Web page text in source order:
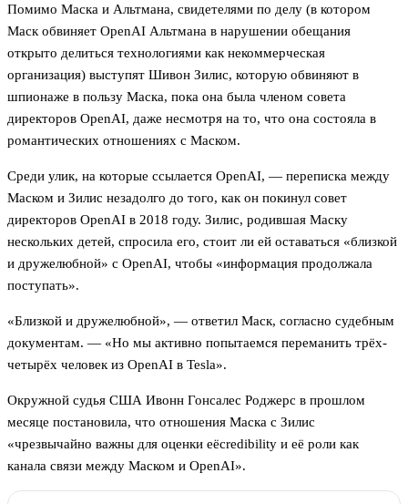
Помимо Маска и Альтмана, свидетелями по делу (в котором
Маск обвиняет OpenAI Альтмана в нарушении обещания
открыто делиться технологиями как некоммерческая
организация) выступят Шивон Зилис, которую обвиняют в
шпионаже в пользу Маска, пока она была членом совета
директоров OpenAI, даже несмотря на то, что она состояла в
романтических отношениях с Маском.
Среди улик, на которые ссылается OpenAI, — переписка между
Маском и Зилис незадолго до того, как он покинул совет
директоров OpenAI в 2018 году. Зилис, родившая Маску
нескольких детей, спросила его, стоит ли ей оставаться «близкой
и дружелюбной» с OpenAI, чтобы «информация продолжала
поступать».
«Близкой и дружелюбной», — ответил Маск, согласно судебным
документам. — «Но мы активно попытаемся переманить трёх-
четырёх человек из OpenAI в Tesla».
Окружной судья США Ивонн Гонсалес Роджерс в прошлом
месяце постановила, что отношения Маска с Зилис
«чрезвычайно важны для оценки еёcredibility и её роли как
канала связи между Маском и OpenAI».